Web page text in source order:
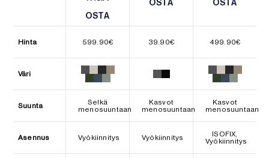
OSTA
OSTA
OSTA
OSTA
Hinta 599.90€ 39.90€ 499.90€
Väri
Suunta
Selkä
menosuuntaan
Kasvot
menosuuntaan
Kasvot
menosuuntaan
Asennus Vyökiinnitys Vyökiinnitys
ISOFIX,
Vyökiinnitys